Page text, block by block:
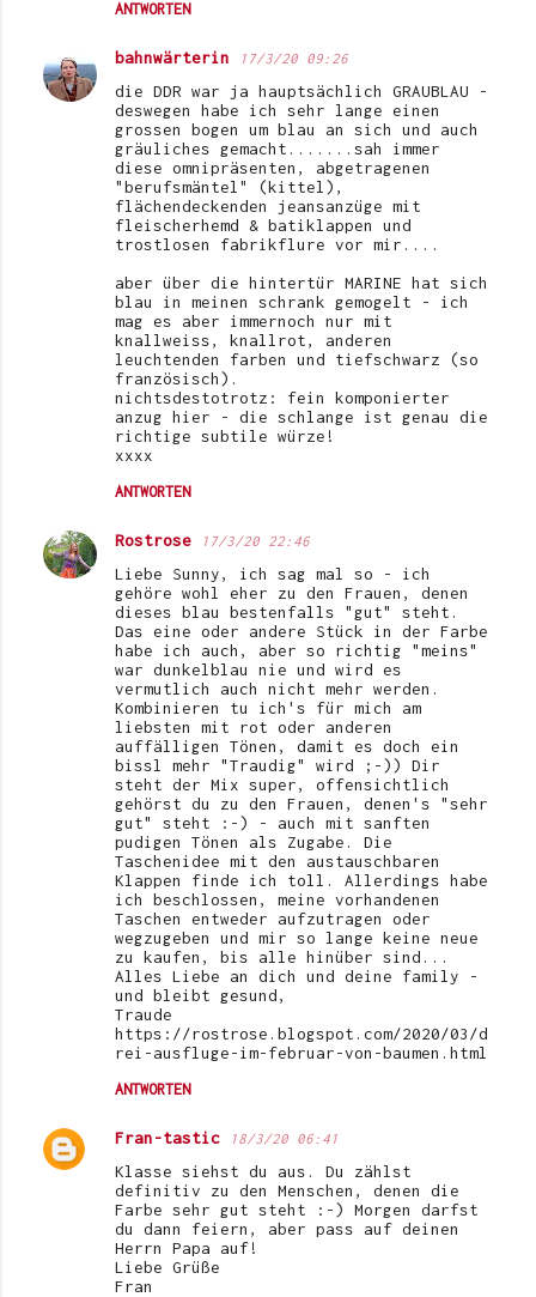
ANTWORTEN
bahnwärterin 17/3/20 09:26
die DDR war ja hauptsächlich GRAUBLAU -
deswegen habe ich sehr lange einen
grossen bogen um blau an sich und auch
gräuliches gemacht.......sah immer
diese omnipräsenten, abgetragenen
"berufsmäntel" (kittel),
flächendeckenden jeansanzüge mit
fleischerhemd & batiklappen und
trostlosen fabrikflure vor mir....
aber über die hintertür MARINE hat sich
blau in meinen schrank gemogelt - ich
mag es aber immernoch nur mit
knallweiss, knallrot, anderen
leuchtenden farben und tiefschwarz (so
französisch).
nichtsdestotrotz: fein komponierter
anzug hier - die schlange ist genau die
richtige subtile würze!
xxxx
ANTWORTEN
Rostrose 17/3/20 22:46
Liebe Sunny, ich sag mal so - ich
gehöre wohl eher zu den Frauen, denen
dieses blau bestenfalls "gut" steht.
Das eine oder andere Stück in der Farbe
habe ich auch, aber so richtig "meins"
war dunkelblau nie und wird es
vermutlich auch nicht mehr werden.
Kombinieren tu ich's für mich am
liebsten mit rot oder anderen
auffälligen Tönen, damit es doch ein
bissl mehr "Traudig" wird ;-)) Dir
steht der Mix super, offensichtlich
gehörst du zu den Frauen, denen's "sehr
gut" steht :-) - auch mit sanften
pudigen Tönen als Zugabe. Die
Taschenidee mit den austauschbaren
Klappen finde ich toll. Allerdings habe
ich beschlossen, meine vorhandenen
Taschen entweder aufzutragen oder
wegzugeben und mir so lange keine neue
zu kaufen, bis alle hinüber sind...
Alles Liebe an dich und deine family -
und bleibt gesund,
Traude
https://rostrose.blogspot.com/2020/03/d
rei-ausfluge-im-februar-von-baumen.html
ANTWORTEN
Fran-tastic 18/3/20 06:41
Klasse siehst du aus. Du zählst
definitiv zu den Menschen, denen die
Farbe sehr gut steht :-) Morgen darfst
du dann feiern, aber pass auf deinen
Herrn Papa auf!
Liebe Grüße
Fran